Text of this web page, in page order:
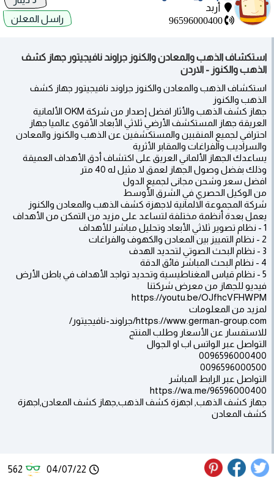
أربد
96596000400
راسل المعلن
استكشاف الذهب والمعادن والكنوز جراوند نافيجيتور جهاز كشف
الذهب والكنوز - الاردن
استكشاف الذهب والمعادن والكنوز جراوند نافيجيتور جهاز كشف
الذهب والكنوز
جهاز كشف الذهب والأثار افضل إصدار من شركة OKM الألمانية
العريقة جهاز المستكشف الأرضي ثلاثي الأبعاد الأقوى عالميا جهاز
احترافي لجميع المنقبين والمستكشفين عن الذهب والكنوز والمعادن
والسراديب والفراغات والمقابر الأثرية
يساعدك الجهاز الألماني العريق على اكتشاف أدق الأهداف العميقة
وذلك بفضل وصول الجهاز لعمق لا مثيل له 40 متر
افضل سعر وشحن مجانى لجميع الدول
من الوكيل الحصري في الشرق الأوسط
شركة المجموعة الالمانية لاجهزة كشف الذهب والمعادن والكنوز
يعمل بعدة أنظمة مختلفة لتساعد على مزيد من التمكن من الأهداف
1 - نظام تصوير ثلاثي الأبعاد وتحليل مباشر للأهداف
2 - نظام التمييز بين المعادن والكهوف والفراغات
3 - نظام البحث الصوتي لتحديد الهدف
4 - نظام البحث المباشر فائق الدقة
5 - نظام قياس المغناطيسية وتحديد تواجد الأهداف في باطن الأرض
فيديو للجهاز من معرض شركتنا
https://youtu.be/OJfhcVFHWPM
لمزيد من المعلومات
https://www.german-group.com/جراوند-نافيجيتور/
للاستفسار عن الأسعار وطلب المنتج
التواصل عبر الواتس اب او الجوال
0096596000400
0096596000500
التواصل عبر الرابط المباشر
https://wa.me/96596000400
جهاز كشف الذهب, اجهزة كشف الذهب,جهاز كشف المعادن,اجهزة
كشف المعادن
04/07/22
562